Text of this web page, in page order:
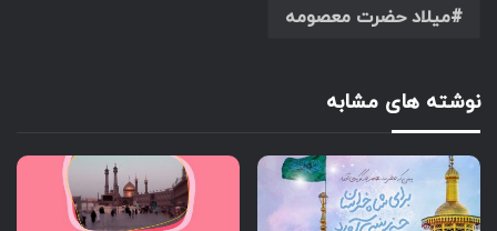
میلاد حضرت معصومه
نوشته های مشابه